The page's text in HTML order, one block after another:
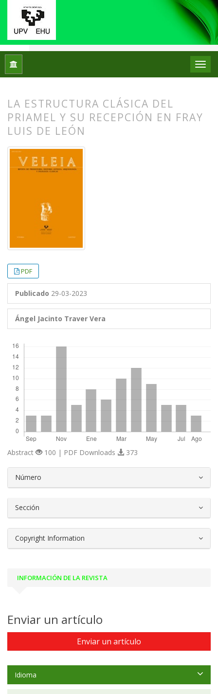
Inicio
LA ESTRUCTURA CLÁSICA DEL
PRIAMEL Y SU RECEPCIÓN EN FRAY
LUIS DE LEÓN
PDF
Publicado 29-03-2023
Ángel Jacinto Traver Vera
Abstract 100 | PDF Downloads 373
Número
Sección
Copyright Information
INFORMACIÓN DE LA REVISTA
Enviar un artículo
Enviar un artículo
Idioma